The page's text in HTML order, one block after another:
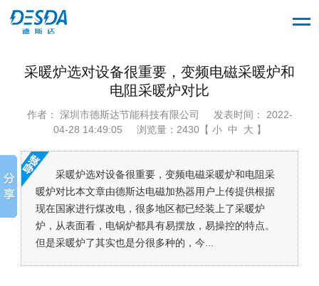
采暖炉选对设备很重要，变频电磁采暖炉和
电阻采暖炉对比
作者： 深圳市德斯达节能科技有限公司
发表时间： 2022-
04-28 14:49:05
浏览量：2430【 小 中 大 】
采暖炉选对设备很重要，变频电磁采暖炉和电阻采
暖炉对比本文章由德斯达电磁加热器用户上传提供根据
现在国家进行煤改电，很多地区都已经装上了采暖炉
炉，从表面看，电锅炉都具有易摆放，易操控的特点。
但是采暖炉了其实也是分很多种的，今...